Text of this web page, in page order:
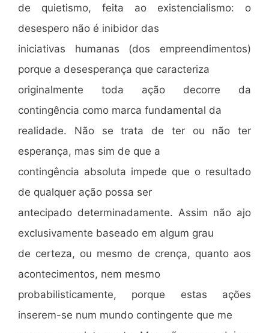
de quietismo, feita ao existencialismo: o
desespero não é inibidor das
iniciativas humanas (dos empreendimentos)
porque a desesperança que caracteriza
originalmente toda ação decorre da
contingência como marca fundamental da
realidade. Não se trata de ter ou não ter
esperança, mas sim de que a
contingência absoluta impede que o resultado
de qualquer ação possa ser
antecipado determinadamente. Assim não ajo
exclusivamente baseado em algum grau
de certeza, ou mesmo de crença, quanto aos
acontecimentos, nem mesmo
probabilisticamente, porque estas ações
inserem-se num mundo contingente que me